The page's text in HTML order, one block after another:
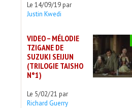
Le 14/09/19 par
Justin Kwedi
VIDEO – MÉLODIE
TZIGANE DE
SUZUKI SEIJUN
(TRILOGIE TAISHO
N°1)
Le 5/02/21 par
Richard Guerry